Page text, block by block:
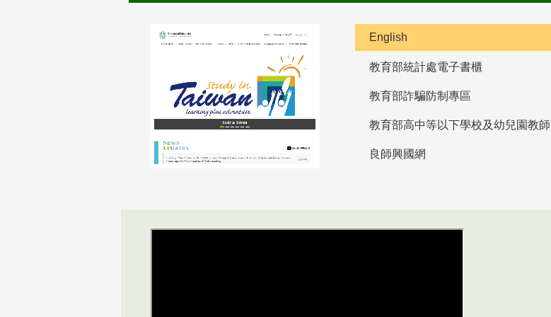
English
教育部統計處電子書櫃
教育部詐騙防制專區
良師興國網